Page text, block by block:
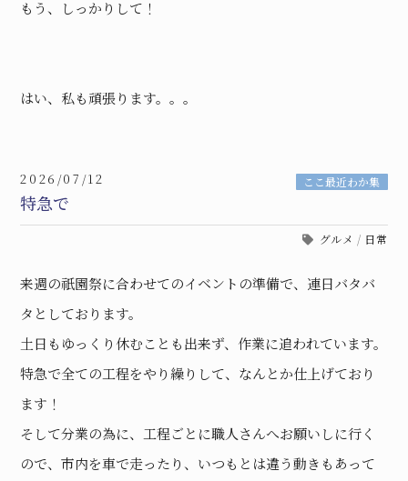
もう、しっかりして！
はい、私も頑張ります。。。
2026/07/12 ここ最近わか集
特急で
グルメ / 日常
来週の祇園祭に合わせてのイベントの準備で、連日バタバ
タとしております。
土日もゆっくり休むことも出来ず、作業に追われています。
特急で全ての工程をやり繰りして、なんとか仕上げており
ます！
そして分業の為に、工程ごとに職人さんへお願いしに行く
ので、市内を車で走ったり、いつもとは違う動きもあって